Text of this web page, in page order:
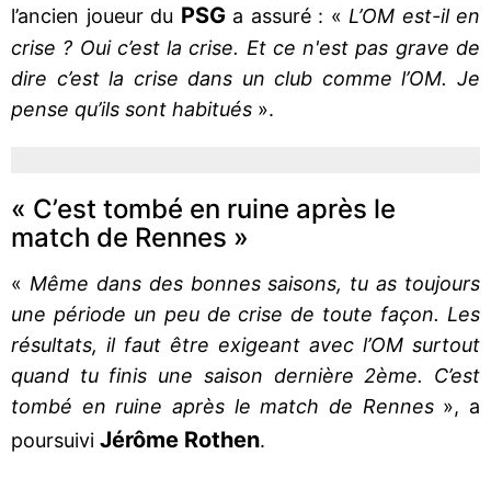
l’ancien joueur du PSGa assuré : « L’OM est-il en
crise ? Oui c’est la crise. Et ce n'est pas grave de
dire c’est la crise dans un club comme l’OM. Je
pense qu’ils sont habitués ».
« C’est tombé en ruine après le
match de Rennes »
« Même dans des bonnes saisons, tu as toujours
une période un peu de crise de toute façon. Les
résultats, il faut être exigeant avec l’OM surtout
quand tu finis une saison dernière 2ème. C’est
tombé en ruine après le match de Rennes », a
poursuivi Jérôme Rothen.